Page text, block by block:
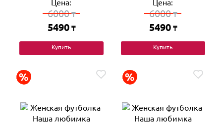
Цена:
6000₸
5490 ₸
Купить
Цена:
6000₸
5490 ₸
Купить